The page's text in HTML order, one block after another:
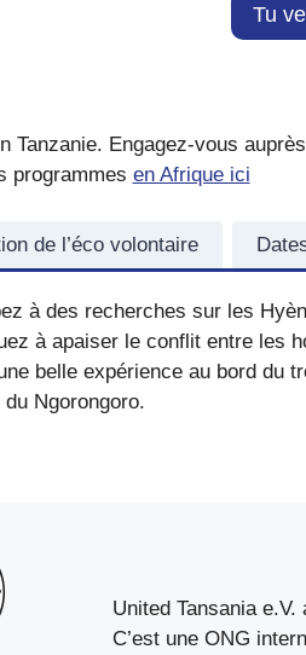
Tu
Tanzanie. Engagez-vous
programmes en Afrique ici
de l’éco volontaire
à des recherches sur les
à apaiser le conflit entre les
belle expérience au bord du
Ngorongoro.
United Tansania
C’est une ONG